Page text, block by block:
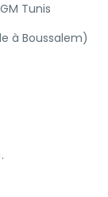
Tunis
à Boussalem)